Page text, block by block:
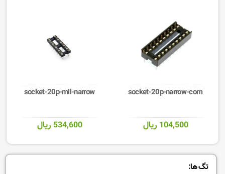
socket-20p-mil-narrow
534,600 ریال
socket-20p-narrow-com
104,500 ریال
تگ ها: